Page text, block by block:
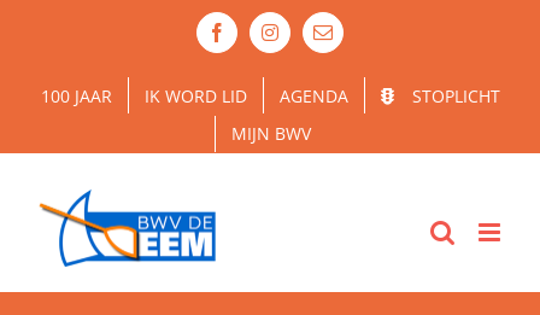
inhoud
FacebookInstagram
E-
mail
100 JAAR IK WORD LID AGENDA
STOPLICHT
MIJN BWV